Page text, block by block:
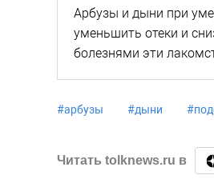
Арбузы и дыни при
уменьшить отеки и
болезнями эти
#арбузы #дыни #
Читать tolknews.ru в